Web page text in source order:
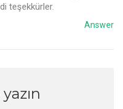
teşekkürler.
Answer